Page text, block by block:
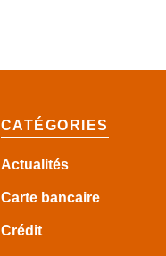
CATÉGORIES
Actualités
Carte bancaire
Crédit